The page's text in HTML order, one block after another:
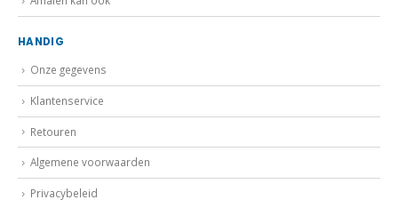
Klantenservice
Retouren
Algemene voorwaarden
Privacybeleid